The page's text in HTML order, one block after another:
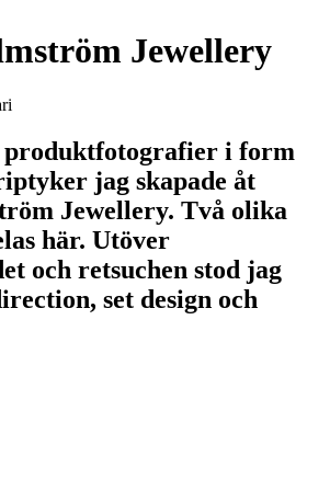
Jewellery
produktfotografier i form
jag skapade åt
Jewellery. Två olika
här. Utöver
och retsuchen stod jag
set design och